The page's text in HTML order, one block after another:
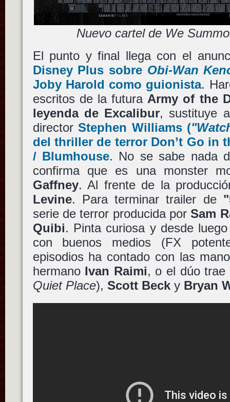
Nuevo cartel de We
El punto y final llega con el
Disney Plus sobre Obi-Wan
Joby Harold como guionista.
escritos de la futura Army of the
leyenda de Excalibur, sustituye
directorStephen Williams(
del thriller de terror Don’t Go in
/ Blumhouse. No se sabe nada
confirma que es una monster
Gaffney. Al frente de la
Levine. Para terminar trailer de
serie de terror producida porSam
Quibi. Pinta curiosa y desde
con buenos medios (FX
episodios ha contado con las
hermano Ivan Raimi, o el dúo trae
Quiet Place), Scott Becky Bryan